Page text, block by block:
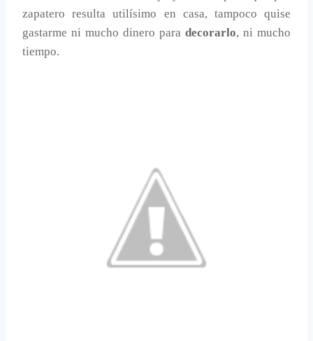
zapatero resulta utilísimo en casa, tampoco quise
gastarme ni mucho dinero para decorarlo, ni mucho
tiempo.